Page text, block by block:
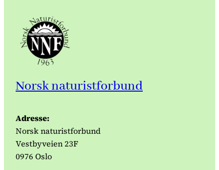
Norsk naturistforbund
Adresse:
Norsk naturistforbund
Vestbyveien 23F
0976 Oslo